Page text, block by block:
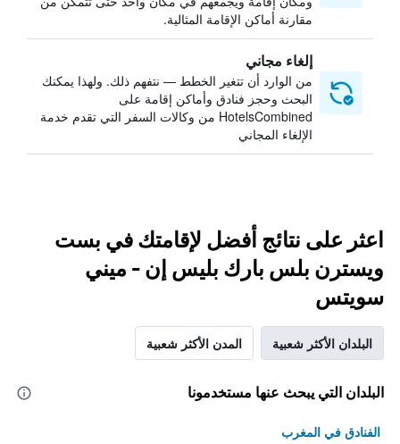
مقارنة أماكن الإقامة المثالية.
إلغاء مجاني
من الوارد أن تتغير الخطط — نتفهم ذلك. ولهذا يمكنك
البحث وحجز فنادق وأماكن إقامة على
HotelsCombined من وكالات السفر التي تقدم خدمة
الإلغاء المجاني
اعثر على نتائج أفضل لإقامتك في بست
ويسترن بلس بارك بليس إن - ميني
سويتس
البلدان الأكثر شعبية المدن الأكثر شعبية
البلدان التي يبحث عنها مستخدمونا
الفنادق في المغرب